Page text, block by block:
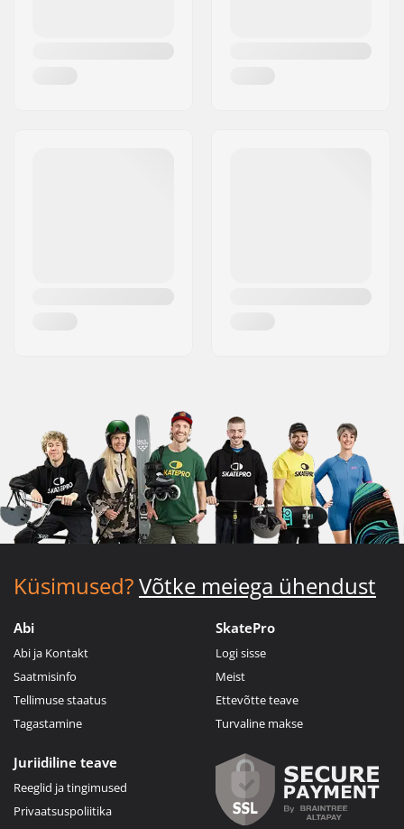
Küsimused?Võtke meiega ühendust
Abi
Abi ja Kontakt
Saatmisinfo
Tellimuse staatus
Tagastamine
SkatePro
Logi sisse
Meist
Ettevõtte teave
Turvaline makse
Juriidiline teave
Reeglid ja tingimused
Privaatsuspoliitika